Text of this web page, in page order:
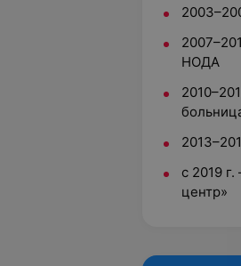
НОДА
с 2019
центр»